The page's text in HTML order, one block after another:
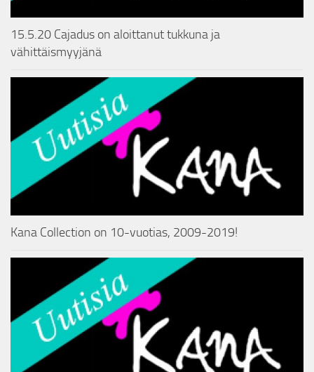
15.5.20 Cajadus on aloittanut tukkuna ja
vähittäismyyjänä
Kana Collection on 10-vuotias, 2009-2019!